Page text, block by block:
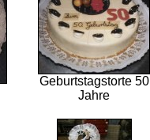
Geburtstagstorte 50
Jahre